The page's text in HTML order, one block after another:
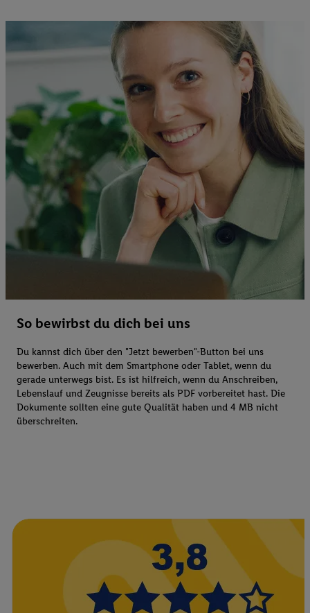
So bewirbst du dich bei uns
Du kannst dich über den "Jetzt bewerben"-Button bei uns
bewerben. Auch mit dem Smartphone oder Tablet, wenn du
gerade unterwegs bist. Es ist hilfreich, wenn du Anschreiben,
Lebenslauf und Zeugnisse bereits als PDF vorbereitet hast. Die
Dokumente sollten eine gute Qualität haben und 4 MB nicht
überschreiten.